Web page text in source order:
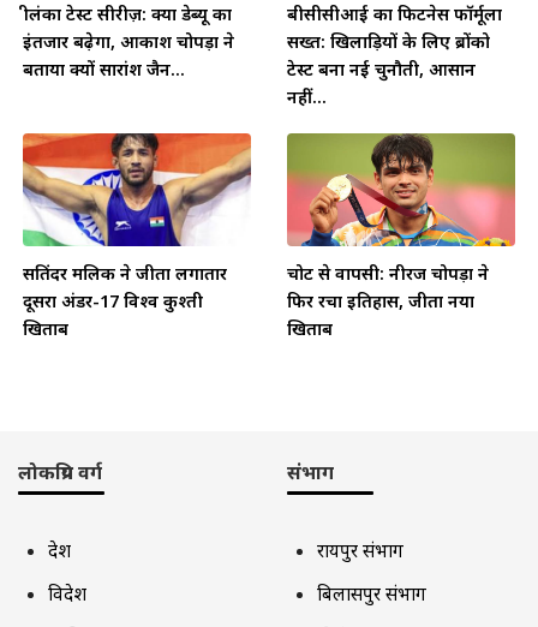
श्रीलंका टेस्ट सीरीज़: क्या डेब्यू का
इंतजार बढ़ेगा, आकाश चोपड़ा ने
बताया क्यों सारांश जैन...
बीसीसीआई का फिटनेस फॉर्मूला
सख्त: खिलाड़ियों के लिए ब्रोंको
टेस्ट बना नई चुनौती, आसान
नहीं...
सतिंदर मलिक ने जीता लगातार
दूसरा अंडर-17 विश्व कुश्ती
खिताब
चोट से वापसी: नीरज चोपड़ा ने
फिर रचा इतिहास, जीता नया
खिताब
लोकप्रिय वर्ग
देश
विदेश
संभाग
रायपुर संभाग
बिलासपुर संभाग